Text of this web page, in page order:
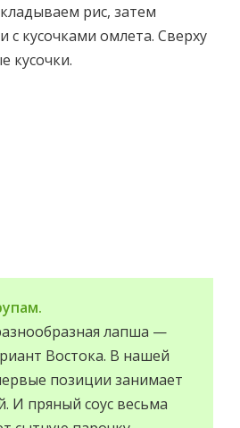
рис, затем
кусочками омлета. Сверху
кусочки.
лапша —
Востока. В нашей
позиции занимает
И пряный соус весьма